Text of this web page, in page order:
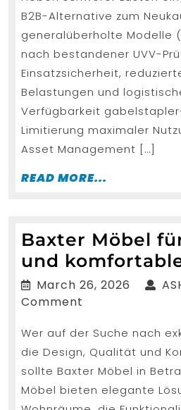
B2B-Alternative zum
generalüberholte Modelle
nach bestandener UVV-
Einsatzsicherheit,
Belastungen und
Verfügbarkeit
Limitierung maximaler
Asset Management […]
READ MORE...
Baxter Möbel
und
March 26, 2026 March
Comment
Wer auf der Suche nach
die Design, Qualität und
sollte Baxter Möbel in
Möbel bieten elegante